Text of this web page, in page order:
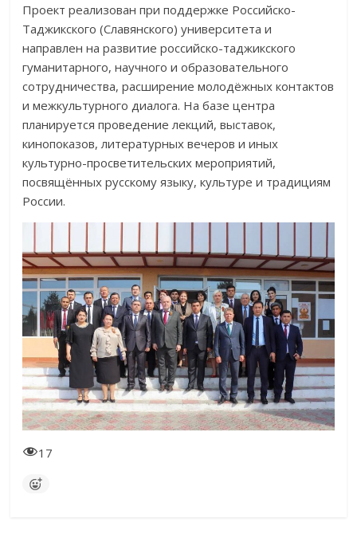
Проект реализован при поддержке Российско-
Таджикского (Славянского) университета и
направлен на развитие российско-таджикского
гуманитарного, научного и образовательного
сотрудничества, расширение молодёжных контактов
и межкультурного диалога. На базе центра
планируется проведение лекций, выставок,
кинопоказов, литературных вечеров и иных
культурно-просветительских мероприятий,
посвящённых русскому языку, культуре и традициям
России.
17